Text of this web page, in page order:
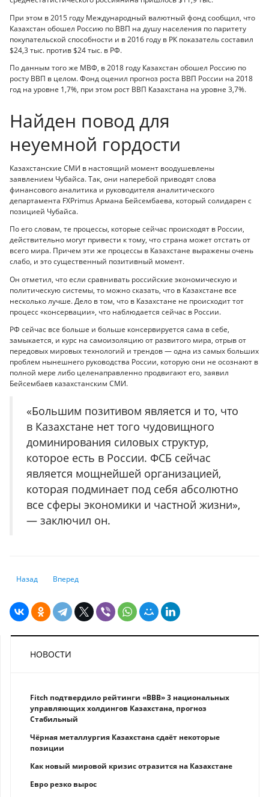
При этом в 2015 году Международный валютный фонд сообщил, что
Казахстан обошел Россию по ВВП на душу населения по паритету
покупательской способности и в 2016 году в РК показатель составил
$24,3 тыс. против $24 тыс. в РФ.
По данным того же МВФ, в 2018 году Казахстан обошел Россию по
росту ВВП в целом. Фонд оценил прогноз роста ВВП России на 2018
год на уровне 1,7%, при этом рост ВВП Казахстана на уровне 3,7%.
Найден повод для
неуемной гордости
Казахстанские СМИ в настоящий момент воодушевлены
заявлением Чубайса. Так, они наперебой приводят слова
финансового аналитика и руководителя аналитического
департамента FXPrimus Армана Бейсембаева, который солидарен с
позицией Чубайса.
По его словам, те процессы, которые сейчас происходят в России,
действительно могут привести к тому, что страна может отстать от
всего мира. Причем эти же процессы в Казахстане выражены очень
слабо, и это существенный позитивный момент.
Он отметил, что если сравнивать российские экономическую и
политическую системы, то можно сказать, что в Казахстане все
несколько лучше. Дело в том, что в Казахстане не происходит тот
процесс «консервации», что наблюдается сейчас в России.
РФ сейчас все больше и больше консервируется сама в себе,
замыкается, и курс на самоизоляцию от развитого мира, отрыв от
передовых мировых технологий и трендов — одна из самых больших
проблем нынешнего руководства России, которую они не осознают в
полной мере либо целенаправленно продвигают его, заявил
Бейсембаев казахстанским СМИ.
«Большим позитивом является и то, что
в Казахстане нет того чудовищного
доминирования силовых структур,
которое есть в России. ФСБ сейчас
является мощнейшей организацией,
которая подминает под себя абсолютно
все сферы экономики и частной жизни»,
— заключил он.
Предыдущий: Валютный «апокалипсис» не за горами?
Назад Следующий: Россия не смогла побороть «черный нал», но
Вперед
НОВОСТИ
Fitch подтвердило рейтинги «BBB» 3 национальных
управляющих холдингов Казахстана, прогноз
Стабильный
Чёрная металлургия Казахстана сдаёт некоторые
позиции
Как новый мировой кризис отразится на Казахстане
Eврo рeзкo вырос